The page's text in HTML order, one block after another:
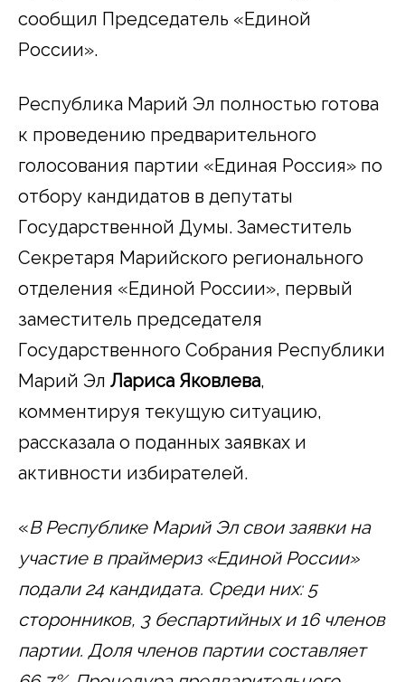
сообщил Председатель «Единой
России».
Республика Марий Эл полностью готова
к проведению предварительного
голосования партии «Единая Россия» по
отбору кандидатов в депутаты
Государственной Думы. Заместитель
Секретаря Марийского регионального
отделения «Единой России», первый
заместитель председателя
Государственного Собрания Республики
Марий Эл Лариса Яковлева,
комментируя текущую ситуацию,
рассказала о поданных заявках и
активности избирателей.
«В Республике Марий Эл свои заявки на
участие в праймериз «Единой России»
подали 24 кандидата. Среди них: 5
сторонников, 3 беспартийных и 16 членов
партии. Доля членов партии составляет